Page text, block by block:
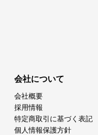
会社について
会社概要
採用情報
特定商取引に基づく表記
個人情報保護方針